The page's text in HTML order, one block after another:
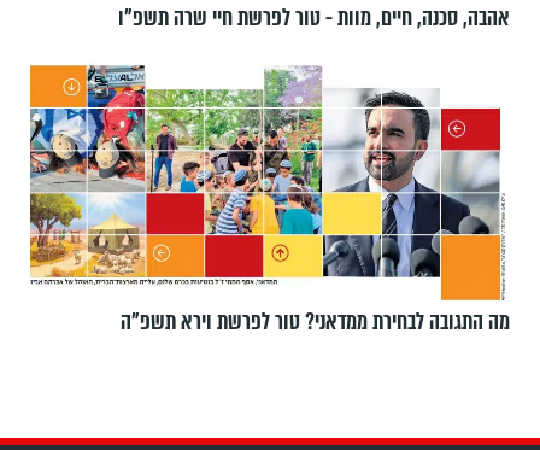
אהבה, סכנה, חיים, מוות - טור לפרשת חיי שרה תשפ"ו
מה התגובה לבחירת ממדאני? טור לפרשת וירא תשפ"ה